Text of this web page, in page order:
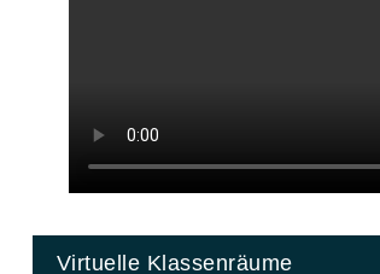
Virtuelle Klassenräume